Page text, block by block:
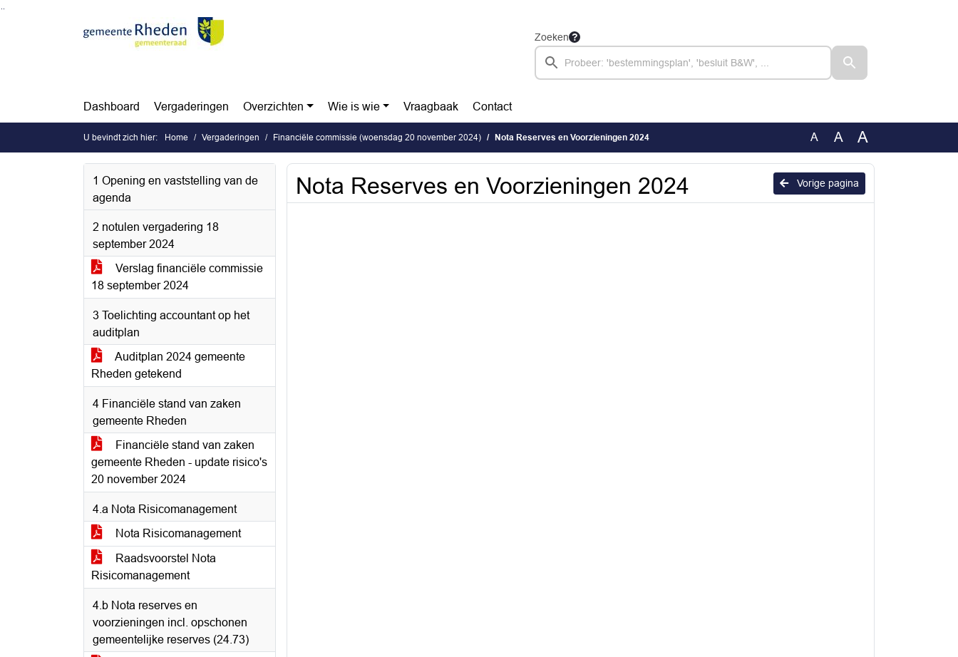
Zoeken
Dashboard Vergaderingen Overzichten Wie is wie Vraagbaak Contact
U bevindt zich hier: Home Vergaderingen Financiële commissie (woensdag 20 november 2024) Nota Reserves en Voorzieningen 2024 A A A
1 Opening en vaststelling van de
agenda
2 notulen vergadering 18
september 2024
Verslag financiële commissie
18 september 2024
3 Toelichting accountant op het
auditplan
Auditplan 2024 gemeente
Rheden getekend
4 Financiële stand van zaken
gemeente Rheden
Financiële stand van zaken
gemeente Rheden - update risico's
20 november 2024
4.a Nota Risicomanagement
Nota Risicomanagement
Raadsvoorstel Nota
Risicomanagement
4.b Nota reserves en
voorzieningen incl. opschonen
gemeentelijke reserves (24.73)
Vorige pagina
Nota Reserves en Voorzieningen 2024